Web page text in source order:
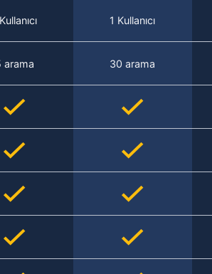
1 Kullanıcı
arama 30 arama